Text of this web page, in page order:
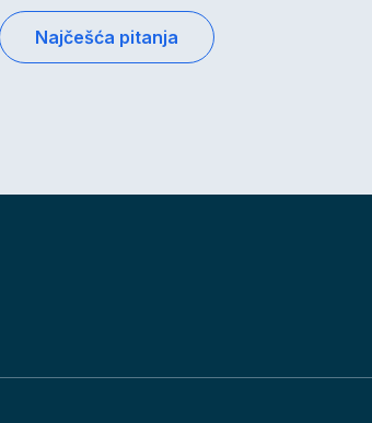
Najčešća pitanja